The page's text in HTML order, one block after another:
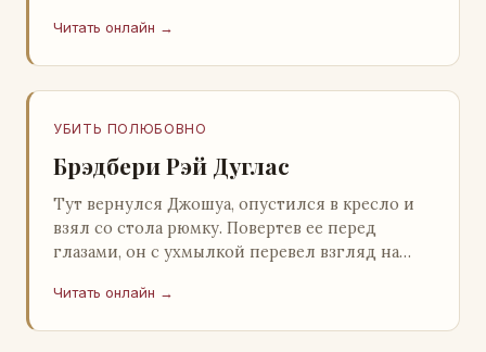
легального ко…
Читать онлайн →
УБИТЬ ПОЛЮБОВНО
Брэдбери Рэй Дуглас
Тут вернулся Джошуа, опустился в кресло и
взял со стола рюмку. Повертев ее перед
глазами, он с ухмылкой перевел взгляд на
видом с…
Читать онлайн →